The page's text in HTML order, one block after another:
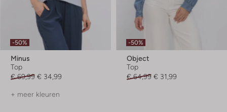
-50%
Minus
Top
€ 69,99 € 34,99
+ meer kleuren
-50%
Object
Top
€ 64,99 € 31,99